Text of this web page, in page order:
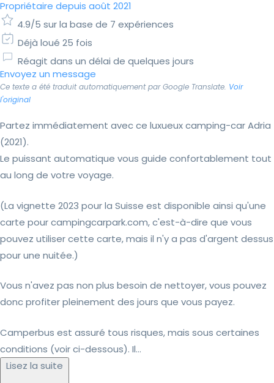
Propriétaire depuis août 2021
4.9/5 sur la base de 7 expériences
Déjà loué 25 fois
Réagit dans un délai de quelques jours
Envoyez un message
Ce texte a été traduit automatiquement par Google Translate. Voir
l'original
Partez immédiatement avec ce luxueux camping-car Adria
(2021).
Le puissant automatique vous guide confortablement tout
au long de votre voyage.
(La vignette 2023 pour la Suisse est disponible ainsi qu'une
carte pour campingcarpark.com, c'est-à-dire que vous
pouvez utiliser cette carte, mais il n'y a pas d'argent dessus
pour une nuitée.)
Vous n'avez pas non plus besoin de nettoyer, vous pouvez
donc profiter pleinement des jours que vous payez.
Camperbus est assuré tous risques, mais sous certaines
conditions (voir ci-dessous). Il...
Lisez la suite